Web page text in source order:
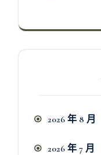
2026 年 8 月
2026 年 7 月